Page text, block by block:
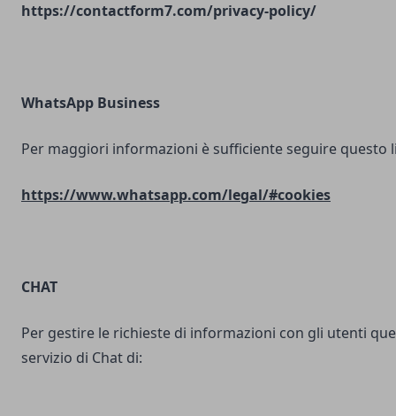
https://contactform7.com/privacy-policy/
WhatsApp Business
Per maggiori informazioni è sufficiente seguire questo
https://www.whatsapp.com/legal/#cookies
CHAT
Per gestire le richieste di informazioni con gli utenti
servizio di Chat di: